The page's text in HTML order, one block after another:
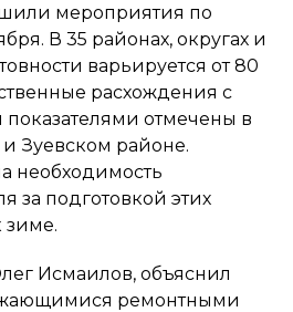
мероприятия по
В 35 районах, округах и
варьируется от 80
расхождения с
отмечены в
Зуевском районе.
необходимость
за подготовкой этих
зиме.
Исмаилов, объяснил
ремонтными